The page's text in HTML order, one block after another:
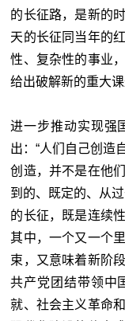
的长征路，是新的
天的长征同当年的
性、复杂性的事业
给出破解新的重大课
进一步推动实现强
出：“人们自己创造
创造，并不是在他
到的、既定的、从
的长征，既是连续
其中，一个又一个
束，又意味着新阶
共产党团结带领中
就、社会主义革命